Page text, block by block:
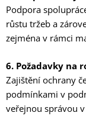
Podpora
růstu tržeb a
zejména v rámci
6. Požadavky na
Zajištění ochrany
podmínkami v
veřejnou správou